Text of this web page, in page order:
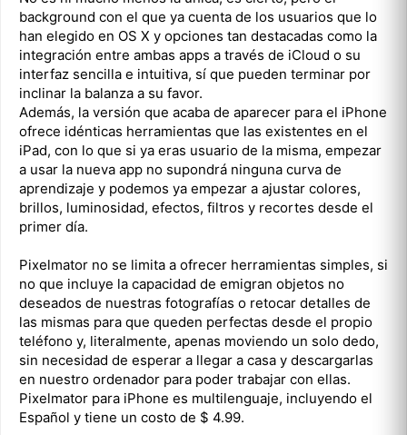
background con el que ya cuenta de los usuarios que lo
han elegido en OS X y opciones tan destacadas como la
integración entre ambas apps a través de iCloud o su
interfaz sencilla e intuitiva, sí que pueden terminar por
inclinar la balanza a su favor.
Además, la versión que acaba de aparecer para el iPhone
ofrece idénticas herramientas que las existentes en el
iPad, con lo que si ya eras usuario de la misma, empezar
a usar la nueva app no supondrá ninguna curva de
aprendizaje y podemos ya empezar a ajustar colores,
brillos, luminosidad, efectos, filtros y recortes desde el
primer día.
Pixelmator no se limita a ofrecer herramientas simples, si
no que incluye la capacidad de emigran objetos no
deseados de nuestras fotografías o retocar detalles de
las mismas para que queden perfectas desde el propio
teléfono y, literalmente, apenas moviendo un solo dedo,
sin necesidad de esperar a llegar a casa y descargarlas
en nuestro ordenador para poder trabajar con ellas.
Pixelmator para iPhone es multilenguaje, incluyendo el
Español y tiene un costo de $ 4.99.